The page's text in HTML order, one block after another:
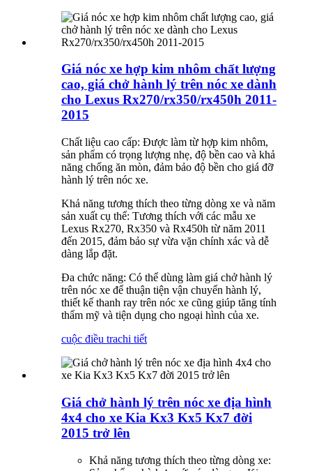
Giá nóc xe hợp kim nhôm chất lượng
cao, giá chở hành lý trên nóc xe dành
cho Lexus Rx270/rx350/rx450h 2011-
2015
Chất liệu cao cấp: Được làm từ hợp kim nhôm,
sản phẩm có trọng lượng nhẹ, độ bền cao và khả
năng chống ăn mòn, đảm bảo độ bền cho giá đỡ
hành lý trên nóc xe.
Khả năng tương thích theo từng dòng xe và năm
sản xuất cụ thể: Tương thích với các mẫu xe
Lexus Rx270, Rx350 và Rx450h từ năm 2011
đến 2015, đảm bảo sự vừa vặn chính xác và dễ
dàng lắp đặt.
Đa chức năng: Có thể dùng làm giá chở hành lý
trên nóc xe để thuận tiện vận chuyển hành lý,
thiết kế thanh ray trên nóc xe cũng giúp tăng tính
thẩm mỹ và tiện dụng cho ngoại hình của xe.
cuộc điều trachi tiết
Giá chở hành lý trên nóc xe địa hình
4x4 cho xe Kia Kx3 Kx5 Kx7 đời
2015 trở lên
Khả năng tương thích theo từng dòng xe: